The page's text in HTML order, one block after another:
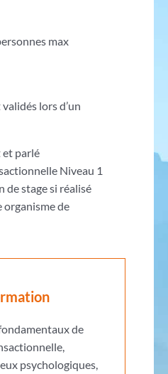
max
lors d’un
et parlé
Niveau 1
de stage si réalisé
organisme de
de
psychologiques,